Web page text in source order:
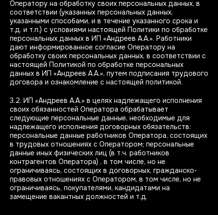
Оператору на обработку своих персональных данных, в
соответствии (указанных персональных данных,
указанными способами, и в течение указанного срока и
т.д. и т.п.) с условиями настоящей Политики по обработке
персональных данных в ИП «Андреев А.А.». Работники
дают информированное согласие Оператору на
обработку своих персональных данных, в соответствии с
настоящей Политикой по обработке персональных
данных в ИП «Андреев А.А.», путем подписания трудового
договора и ознакомление с настоящей политикой.
3.2. ИП «Андреев А.А.» в целях надлежащего исполнения
своих обязанностей Оператора обрабатывает
следующие персональные данные, необходимые для
надлежащего исполнения договорных обязательств:
персональные данные работников Оператора, состоящих
в трудовых отношениях с Оператором; персональные
данные иных физических лиц (в т.ч. работников
контрагентов Оператора) , в том числе, но не
ограничиваясь, состоящих в договорных, гражданско-
правовых отношениях с Оператором, в том числе, но не
ограничиваясь, покупателями, кандидатами на
замещение вакантных должностей и т.д.